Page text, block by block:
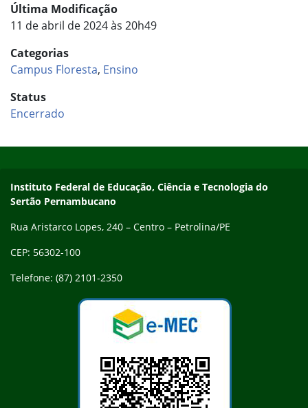
Última Modificação
11 de abril de 2024 às 20h49
Categorias
Campus Floresta, Ensino
Status
Encerrado
Endereço
Instituto Federal de Educação, Ciência e Tecnologia do
Sertão Pernambucano
Rua Aristarco Lopes, 240 – Centro – Petrolina/PE
CEP: 56302-100
Telefone: (87) 2101-2350